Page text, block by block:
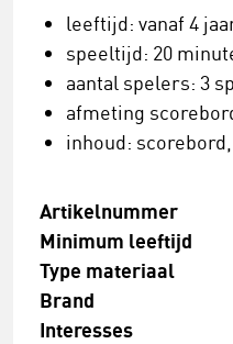
leeftijd: vanaf 4
speeltijd: 20
aantal spelers: 3
afmeting
inhoud:
Artikelnummer
Minimum leeftijd
Type materiaal
Brand
Interesses